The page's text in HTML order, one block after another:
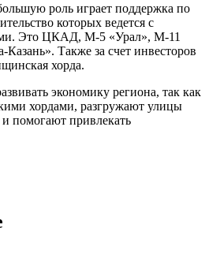
роль играет поддержка по
которых ведется с
Это ЦКАД, М-5 «Урал», М-11
Также за счет инвесторов
хорда.
экономику региона, так как
хордами, разгружают улицы
помогают привлекать